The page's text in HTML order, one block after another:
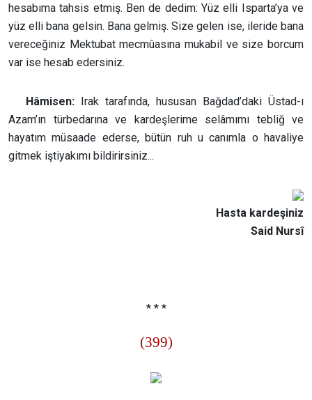
hesabıma tahsis etmiş. Ben de dedim: Yüz elli Isparta’ya ve
yüz elli bana gelsin. Bana gelmiş. Size gelen ise, ileride bana
vereceğiniz Mektubat mecmûasına mukabil ve size borcum
var ise hesab edersiniz.
Hâmisen: Irak tarafında, hususan Bağdad’daki Üstad-ı
Azam’ın türbedarına ve kardeşlerime selâmımı tebliğ ve
hayatım müsaade ederse, bütün ruh u canımla o havaliye
gitmek iştiyakımı bildirirsiniz...
Hasta kardeşiniz
Said Nursî
* * *
(399)